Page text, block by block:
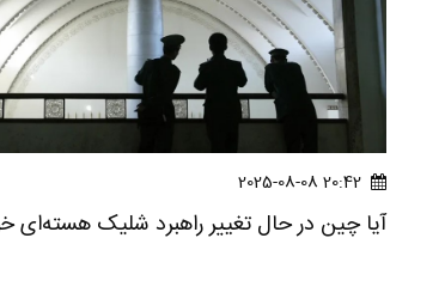
20:42 2025-08-08
آیا چین در حال تغییر راهبرد شلیک هسته‌ای